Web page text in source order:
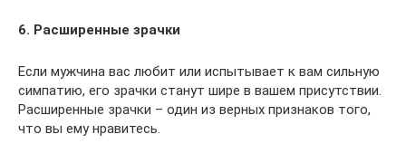
6. Расширенные зрачки
Если мужчина вас любит или испытывает к вам сильную
симпатию, его зрачки станут шире в вашем присутствии.
Расширенные зрачки – один из верных признаков того,
что вы ему нравитесь.